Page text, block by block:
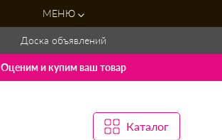
МЕНЮ
Доска объявлений
Оценим и купим ваш товар
Каталог